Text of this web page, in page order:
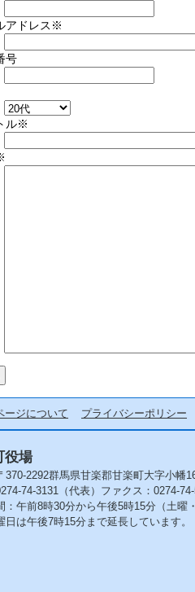
アドレス※
号
ル※
ージについて プライバシーポリシー
役場
370-2292群馬県甘楽郡甘楽町大字小幡
74-3131（代表）ファクス：0274-
：午前8時30分から午後5時15分（土曜
日は午後7時15分まで延長しています。